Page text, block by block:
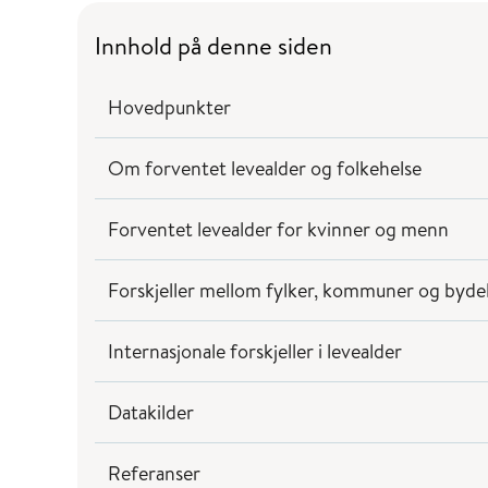
Innhold på denne siden
Hovedpunkter
Om forventet levealder og folkehelse
Forventet levealder for kvinner og menn
Forskjeller mellom fylker, kommuner og
Internasjonale forskjeller i levealder
Datakilder
Referanser